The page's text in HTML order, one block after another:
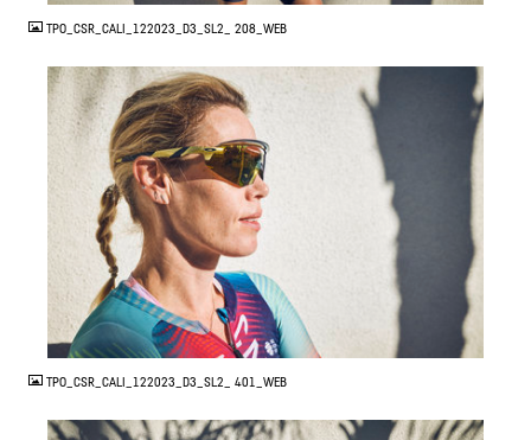
TPO_CSR_CALI_122023_D3_SL2_ 208_WEB
TPO_CSR_CALI_122023_D3_SL2_ 401_WEB